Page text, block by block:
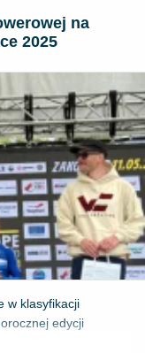
na
2025
w klasyfikacji
edycji